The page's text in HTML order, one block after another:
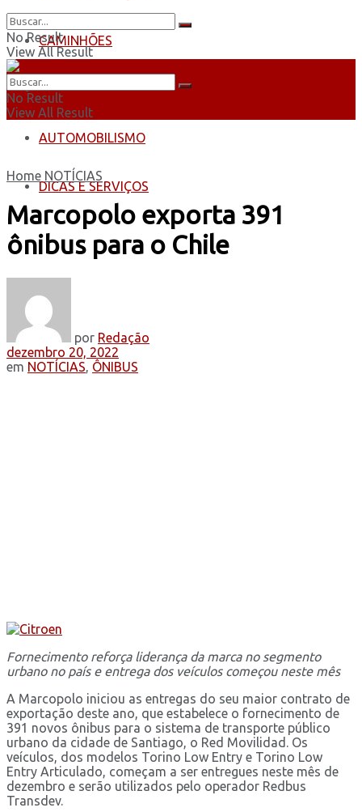
CAMINHÕES
ÔNIBUS
AUTOMOBILISMO
DICAS E SERVIÇOS
No Result
View All Result
No Result
View All Result
Home NOTÍCIAS
Marcopolo exporta 391
ônibus para o Chile
por Redação
dezembro 20, 2022
em NOTÍCIAS, ÔNIBUS
Fornecimento reforça liderança da marca no segmento
urbano no país e entrega dos veículos começou neste mês
A Marcopolo iniciou as entregas do seu maior contrato de
exportação deste ano, que estabelece o fornecimento de
391 novos ônibus para o sistema de transporte público
urbano da cidade de Santiago, o Red Movilidad. Os
veículos, dos modelos Torino Low Entry e Torino Low
Entry Articulado, começam a ser entregues neste mês de
dezembro e serão utilizados pelo operador Redbus
Transdev.